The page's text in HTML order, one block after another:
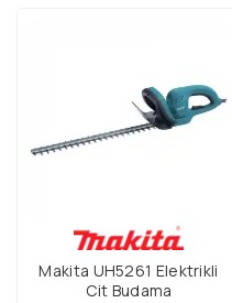
Makita UH5261 Elektrikli
Çit Budama